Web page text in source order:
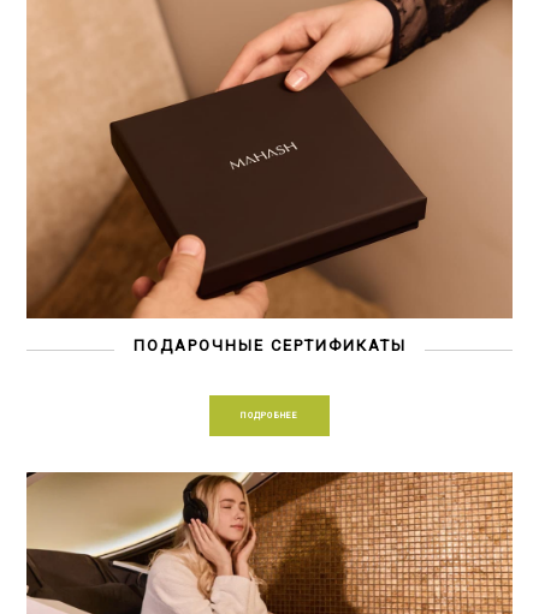
ПОДАРОЧНЫЕ СЕРТИФИКАТЫ
ПОДРОБНЕЕ